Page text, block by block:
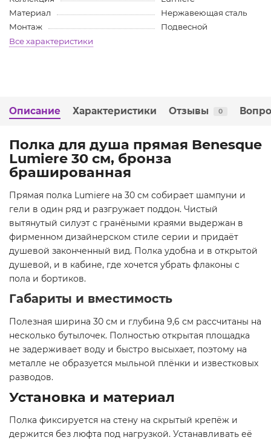
Материал
Нержавеющая сталь
Монтаж
Подвесной
Все характеристики
Описание Характеристики Отзывы 0
Полка для душа прямая Benesque
Lumiere 30 см, бронза
брашированная
Прямая полка Lumiere на 30 см собирает шампуни и
гели в один ряд и разгружает поддон. Чистый
вытянутый силуэт с гранёными краями выдержан в
фирменном дизайнерском стиле серии и придаёт
душевой законченный вид. Полка удобна и в открытой
душевой, и в кабине, где хочется убрать флаконы с
пола и бортиков.
Габариты и вместимость
Полезная ширина 30 см и глубина 9,6 см рассчитаны на
несколько бутылочек. Полностью открытая площадка
не задерживает воду и быстро высыхает, поэтому на
металле не образуется мыльной плёнки и известковых
разводов.
Установка и материал
Полка фиксируется на стену на скрытый крепёж и
держится без люфта под нагрузкой. Устанавливать её